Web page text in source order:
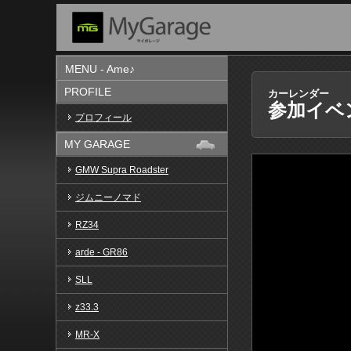
MENU - Ame♪
PROFILE
プロフィール
MY GARAGE
GMW Supra Roadster
ジムニーノマド
RZ34
arde - GR86
SLL
z33.3
MR-X
カーレンダー
参加イベ